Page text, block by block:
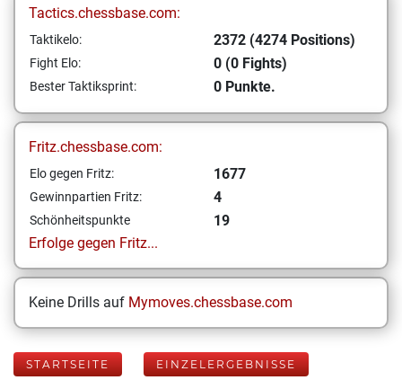
Tactics.chessbase.com:
Taktikelo: 2372 (4274 Positions)
Fight Elo: 0 (0 Fights)
Bester Taktiksprint: 0 Punkte.
Fritz.chessbase.com:
Elo gegen Fritz: 1677
Gewinnpartien Fritz: 4
Schönheitspunkte
19
Erfolge gegen Fritz...
Keine Drills auf Mymoves.chessbase.com
STARTSEITE EINZELERGEBNISSE